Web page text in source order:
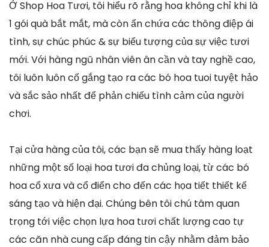
Ở Shop Hoa Tươi, tôi hiểu rõ rằng hoa không chỉ khi là
1 gói quà bắt mắt, mà còn ẩn chứa các thông điệp ái
tình, sự chúc phúc & sự biểu tượng của sự việc tươi
mới. Với hàng ngũ nhân viên ân cần và tay nghề cao,
tôi luôn luôn cố gắng tạo ra các bó hoa tuoi tuyệt hảo
và sắc sảo nhất để phản chiếu tình cảm của người
chơi.
Tại cửa hàng của tôi, các bạn sẽ mua thấy hàng loạt
những một số loại hoa tươi đa chủng loại, từ các bó
hoa cổ xưa và cổ điển cho đến các họa tiết thiết kế
sáng tạo và hiện đại. Chúng bên tôi chú tâm quan
trọng tới việc chọn lựa hoa tươi chất lượng cao tự
các căn nhà cung cấp đáng tin cậy nhằm đảm bảo